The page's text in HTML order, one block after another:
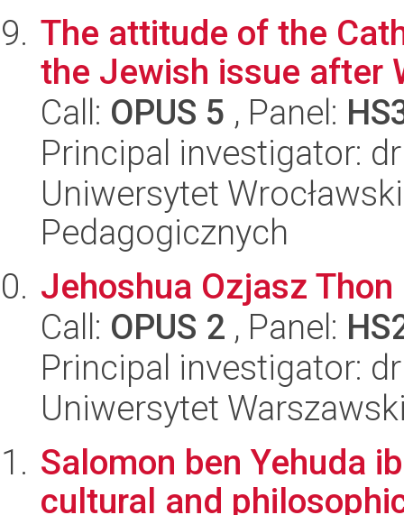
The attitude of the
the Jewish issue after
Call: OPUS 5 , Panel:
Principal investigator:
Uniwersytet
Pedagogicznych
Jehoshua Ozjasz
Call: OPUS 2 , Panel:
Principal investigator:
Uniwersytet
Salomon ben Yehuda
cultural and